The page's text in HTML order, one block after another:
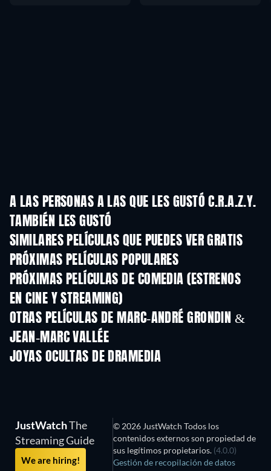
A LAS PERSONAS A LAS QUE LES GUSTÓ C.R.A.Z.Y.
TAMBIÉN LES GUSTÓ
SIMILARES PELÍCULAS QUE PUEDES VER GRATIS
PRÓXIMAS PELÍCULAS POPULARES
PRÓXIMAS PELÍCULAS DE COMEDIA (ESTRENOS
EN CINE Y STREAMING)
OTRAS PELÍCULAS DE MARC-ANDRÉ GRONDIN &
JEAN-MARC VALLÉE
JOYAS OCULTAS DE DRAMEDIA
JustWatchThe
Streaming Guide
We are hiring!
© 2026 JustWatch Todos los
contenidos externos son propiedad de
sus legítimos propietarios. (4.0.0)
Gestión de recopilación de datos